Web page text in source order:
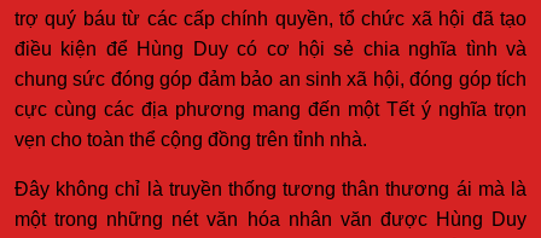
trợ quý báu từ các cấp chính quyền, tổ chức xã hội đã tạo
điều kiện để Hùng Duy có cơ hội sẻ chia nghĩa tình và
chung sức đóng góp đảm bảo an sinh xã hội, đóng góp tích
cực cùng các địa phương mang đến một Tết ý nghĩa trọn
vẹn cho toàn thể cộng đồng trên tỉnh nhà.
Đây không chỉ là truyền thống tương thân thương ái mà là
một trong những nét văn hóa nhân văn được Hùng Duy